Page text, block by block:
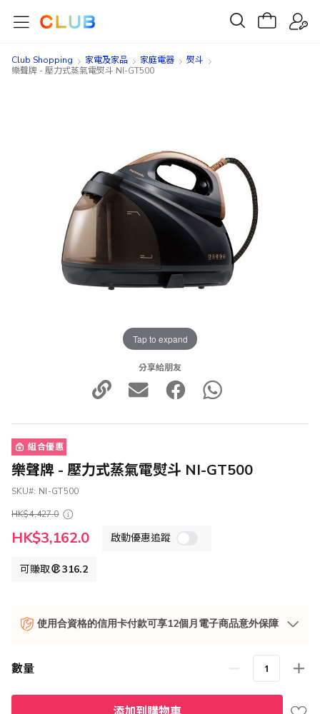
Club Shopping 家電及家品 家庭電器
熨斗
樂聲牌 - 壓力式蒸氣電熨斗 NI-GT500
Tap to expand
分享給朋友
組合優惠
樂聲牌 - 壓力式蒸氣電熨斗 NI-GT500
SKU
NI-GT500
HK$4,427.0
特
殊
HK$3,162.0 啟動優惠追蹤
可賺取 316.2
使用合資格的信用卡付款可享12個月電子商品意外保障
數量